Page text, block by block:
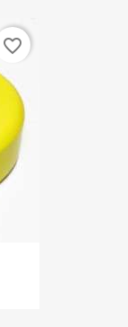
favorite_border